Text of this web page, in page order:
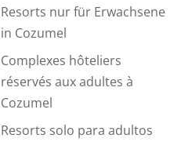
Resorts nur für Erwachsene
in Cozumel
Complexes hôteliers
réservés aux adultes à
Cozumel
Resorts solo para adultos